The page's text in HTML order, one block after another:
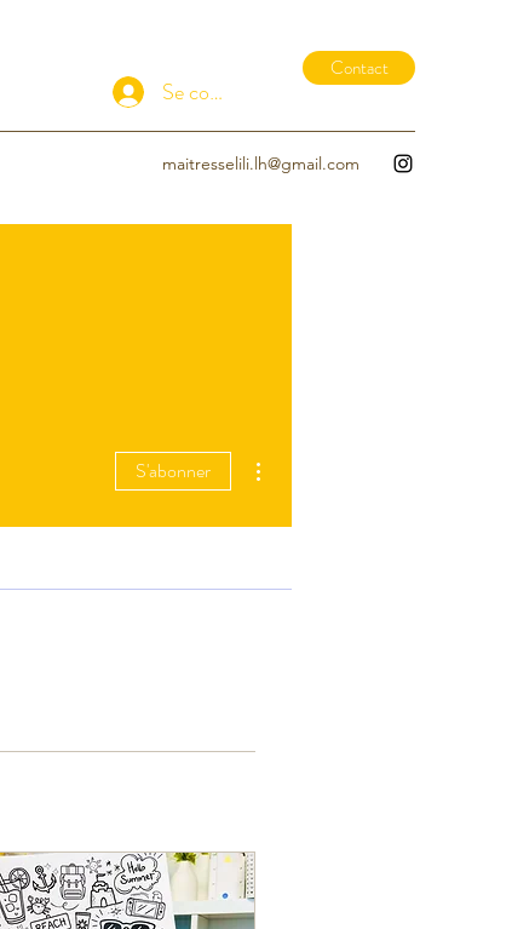
Contact
maitresselili.lh@gmail.com
Se connecter
S'abonner